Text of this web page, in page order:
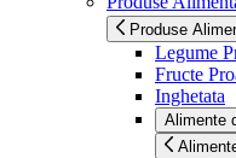
Produse
Legume
Fructe
Inghetata
Alimente